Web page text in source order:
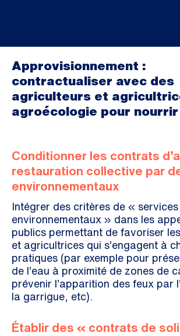
Approvisionnement :
contractualiser avec des
agriculteurs et
agroécologie pour
Conditionner les contrats
restauration collective par
environnementaux
Intégrer des critères de « services
environnementaux » dans les
publics permettant de favoriser
et agricultrices qui s’engagent à
pratiques (par exemple pour
de l’eau à proximité de zones de
prévenir l’apparition des feux par
la garrigue, etc).
Établir des « contrats de